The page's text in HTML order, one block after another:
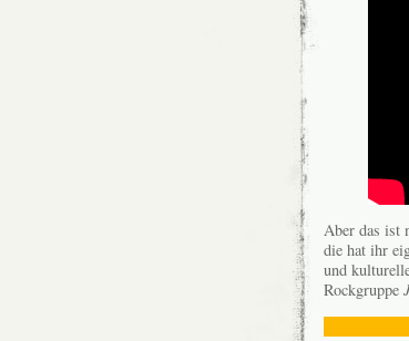
Aber das ist
die hat ihr
und
Rockgruppe